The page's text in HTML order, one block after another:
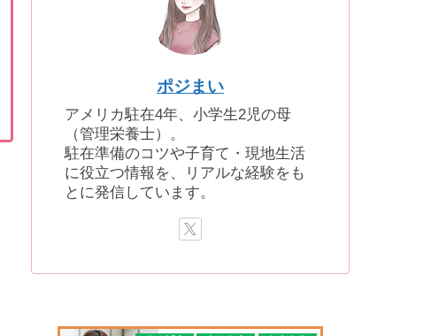
ポジまい
アメリカ駐在4年、小学生2児の母
（管理栄養士）。
駐在準備のコツや子育て・現地生活
に役立つ情報を、リアルな経験をも
とに発信しています。